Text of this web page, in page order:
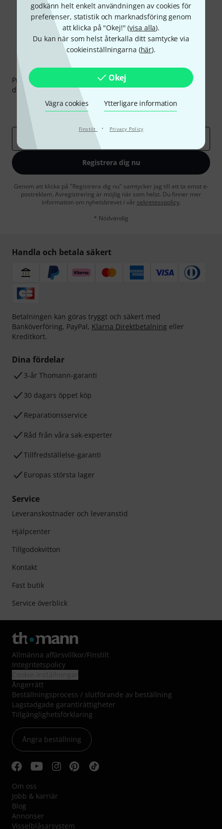
godkänn helt enkelt användningen av cookies för
preferenser, statistik och marknadsföring genom
att klicka på "Okej!" (visa alla).
Du kan när som helst återkalla ditt samtycke via
cookieinställningarna (här).
Okej
Vägra cookies Ytterligare information
Finstilt · Privacy Policy
Thomann nyhetsbrev
Prenumererar på Thomanns Nyhetsbrev på engelska och
du kan med lite tur vinna en50 kupongvärd50 €!
Inspirerande inlägg
Erbjudanden
Thomann Insikter
Registrera dig nu
Genom att klicka på "Registrera dig nu" samtycker jag till att ta emot e-
postreklam. Avregistrering är möjlig när som helst. Du finner mer
information om nyhetsbrevet i vår sekretesspolicy.
* Nödvändig
Handla och betala säkert
Betalningen kan göras tryggt och säkert med
Banköverföring, PayPal, Klarna Direktbetalning eller
Kreditkort.
Dina fördelar
3-år Thomann-garanti
30 dagars öppet köp
Reparationsservice
Råd från våra sak-experter
Tillfredställelse-garanti
Europas största lager
Service
Leveranskostnader och leveranstid
Hjälpcenter
Tillgodokvitton
Kontakt
Fast butik
Service överblick
Allmänna affärsvillkor/Finstilt
Integritetspolicy
Ångerrätt
Beställningsprocess / slutförande av beställning
Lagstadgade garantirättigheter
Tillgänglighetsförklaring
Ångra beställning
Om oss
Jobb & karriär
Blog
Annonser
Visselblåsarsystem